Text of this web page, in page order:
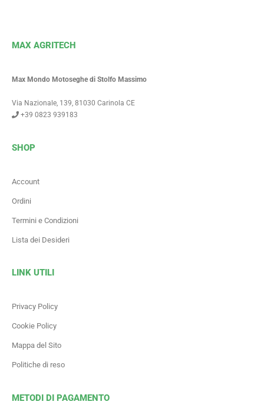
MAX AGRITECH
Max Mondo Motoseghe di Stolfo Massimo
Via Nazionale, 139, 81030 Carinola CE
+39 0823 939183
SHOP
Account
Ordini
Termini e Condizioni
Lista dei Desideri
LINK UTILI
Privacy Policy
Cookie Policy
Mappa del Sito
Politiche di reso
METODI DI PAGAMENTO